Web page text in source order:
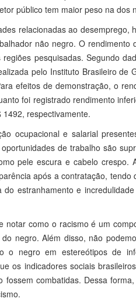
público tem maior peso na dos
relacionadas ao
não negro. O
pesquisadas. Segundo
pelo Instituto Brasileiro
efeitos de demonstração, o
foi registrado rendimento
respectivamente.
ocupacional e salarial
de trabalho são
pele escura e cabelo
após a contratação,
do estranhamento e
notar como o racismo é um
negro. Além disso, não
o negro em estereótipos de
os indicadores sociais
fossem combatidas. Dessa